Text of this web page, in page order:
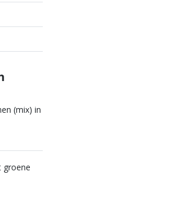
(mix) in
groene